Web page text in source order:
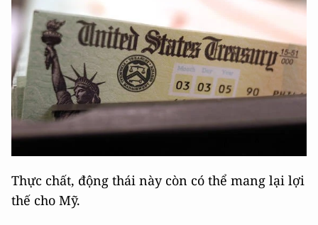
Thực chất, động thái này còn có thể mang lại lợi
thế cho Mỹ.